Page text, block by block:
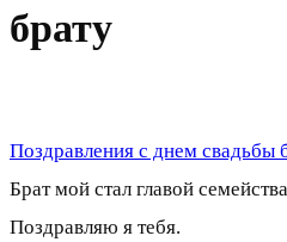
брату
Поздравления с днем свадьбы
Брат мой стал главой
Поздравляю я тебя.